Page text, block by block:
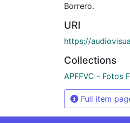
Borrero.
URI
https://
Collections
APFFVC - Fotos
Full item